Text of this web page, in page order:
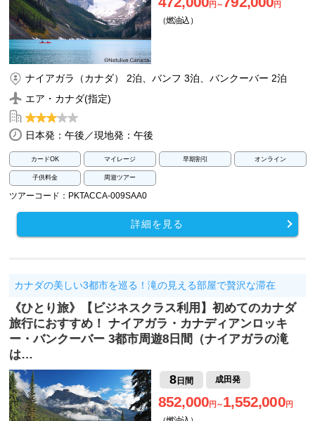
円～ 円
（燃油込）
ナイアガラ（カナダ） 2泊、バンフ 3泊、バンクーバー 2泊
エア・カナダ(指定)
日本発：午後／現地発：午後
カードOK マイレージ 早期割引 オンライン
子供料金 周遊ツアー
ツアーコード：PKTACCA-009SAA0
詳細を見る
カナダの美しい3都市を巡る！滝の見える部屋で贅沢な滞在
《ひとり旅》【ビジネスクラス利用】初めてのカナダ
旅行におすすめ！ ナイアガラ・カナディアンロッキ
ー・バンクーバー 3都市周遊8日間（ナイアガラの滝
は…
8日間 成田発
852,000円～1,552,000円